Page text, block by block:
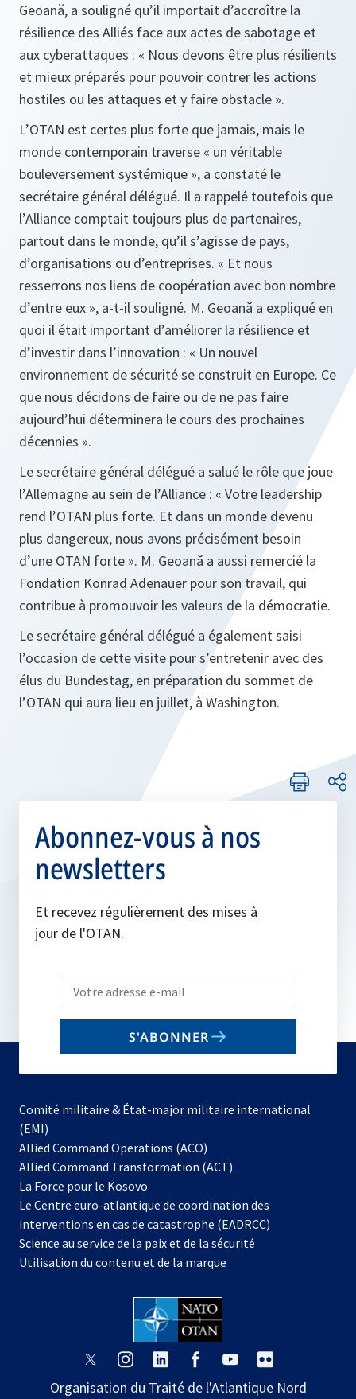
Geoană, a souligné qu’il importait d’accroître la
résilience des Alliés face aux actes de sabotage et
aux cyberattaques : « Nous devons être plus résilients
et mieux préparés pour pouvoir contrer les actions
hostiles ou les attaques et y faire obstacle ».
L’OTAN est certes plus forte que jamais, mais le
monde contemporain traverse « un véritable
bouleversement systémique », a constaté le
secrétaire général délégué. Il a rappelé toutefois que
l’Alliance comptait toujours plus de partenaires,
partout dans le monde, qu’il s’agisse de pays,
d’organisations ou d’entreprises. « Et nous
resserrons nos liens de coopération avec bon nombre
d’entre eux », a-t-il souligné. M. Geoană a expliqué en
quoi il était important d’améliorer la résilience et
d’investir dans l’innovation : « Un nouvel
environnement de sécurité se construit en Europe. Ce
que nous décidons de faire ou de ne pas faire
aujourd’hui déterminera le cours des prochaines
décennies ».
Le secrétaire général délégué a salué le rôle que joue
l’Allemagne au sein de l’Alliance : « Votre leadership
rend l’OTAN plus forte. Et dans un monde devenu
plus dangereux, nous avons précisément besoin
d’une OTAN forte ». M. Geoană a aussi remercié la
Fondation Konrad Adenauer pour son travail, qui
contribue à promouvoir les valeurs de la démocratie.
Le secrétaire général délégué a également saisi
l’occasion de cette visite pour s’entretenir avec des
élus du Bundestag, en préparation du sommet de
l’OTAN qui aura lieu en juillet, à Washington.
Abonnez-vous à nos
newsletters
Et recevez régulièrement des mises à
jour de l'OTAN.
Write
your
email
S'ABONNER
Comité militaire & État-major militaire international
(EMI)
Allied Command Operations (ACO)
dans
nouvel
onglet
Allied Command Transformation (ACT)
La Force pour le Kosovo
dans
un
nouvel
onglet
Le Centre euro-atlantique de coordination des
interventions en cas de catastrophe (EADRCC)
Science au service de la paix et de la sécurité
Utilisation du contenu et de la marque
s’ouvre
un
s’ouvre
un
s’ouvre
un
s’ouvre
un
s’ouvre
un
un
Organisation du Traité de l'Atlantique Nord